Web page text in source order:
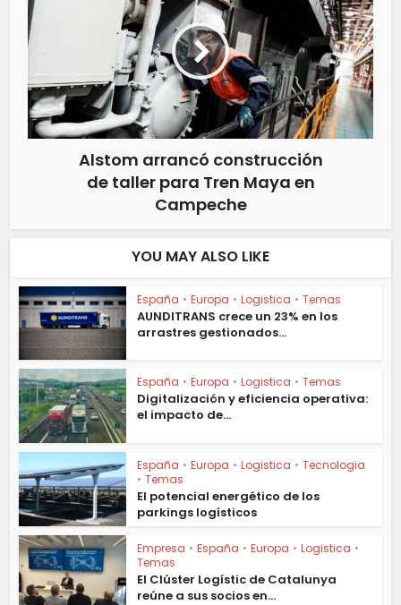
Alstom arrancó construcción
de taller para Tren Maya en
Campeche
YOU MAY ALSO LIKE
España • Europa • Logistica • Temas
AUNDITRANS crece un 23% en los
arrastres gestionados...
España • Europa • Logistica • Temas
Digitalización y eficiencia operativa:
el impacto de...
España • Europa • Logistica • Tecnologia
• Temas
El potencial energético de los
parkings logísticos
Empresa • España • Europa • Logistica •
Temas
El Clúster Logístic de Catalunya
reúne a sus socios en...